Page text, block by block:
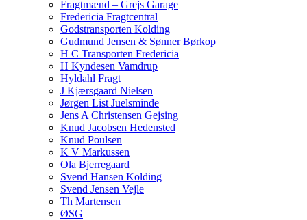
Fragtmænd – Grejs Garage
Fredericia Fragtcentral
Godstransporten Kolding
Gudmund Jensen & Sønner Børkop
H C Transporten Fredericia
H Kyndesen Vamdrup
Hyldahl Fragt
J Kjærsgaard Nielsen
Jørgen List Juelsminde
Jens A Christensen Gejsing
Knud Jacobsen Hedensted
Knud Poulsen
K V Markussen
Ola Bjerregaard
Svend Hansen Kolding
Svend Jensen Vejle
Th Martensen
ØSG